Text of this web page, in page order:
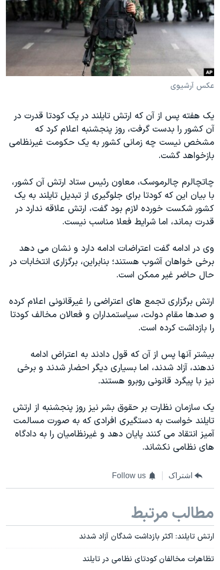
فرهنگ و زندگی
حقوق شهروندی
آرشیو پخش زنده
مستندها
انتخابات ریاست جمهوری آمریکا ۲۰۲۴
حمله جمهوری اسلامی به اسرائیل
مجموعه مستندهای دادخواهی
تریبونال مردمی آبان ۹۸
دادگاه حمید نوری
قانون شفافیت دارائی کادر رهبری ایران
اعتراضات مردمی آبان ۹۸
اسرائیل در جنگ
همایش محافظه‌کاران آمریکا «سی‌پک»
صفحه‌های ویژه
دنبال کنید
زبانهای مختلف
عکس آرشیوی
یک هفته پس از آن که ارتش تایلند در یک کودتا قدرت در
آن کشور را بدست گرفت، روز پنجشنبه اعلام کرد که
مشخص نیست چه زمانی کشور به یک حکومت غیرنظامی
بازخواهد گشت.
چاتچالرم چالرموسک، معاون رئیس ستاد ارتش آن کشور،
با بیان این که کودتا برای جلوگیری از تبدیل تایلند به یک
کشور شکست خورده لازم بود گفت، ارتش علاقه ندارد در
قدرت بماند، اما شرایط فعلا مناسب نیست.
وی در ادامه گفت اعتراضات ادامه دارد و نشان می دهد
برخی خواهان آشوب هستند؛ بنابراین، برگزاری انتخابات در
حال حاضر غیر ممکن است.
ارتش برگزاری تجمع های اعتراضی را غیرقانونی اعلام کرده
و صدها مقام دولت، سیاستمداران و فعالان مخالف کودتا
را بازداشت کرده است.
بیشتر آنها پس از آن که قول دادند به اعتراض ادامه
ندهند، آزاد شدند، اما بسیاری دیگر احضار شدند و برخی
نیز با پیگرد قانونی روبرو هستند.
یک سازمان نظارت بر حقوق بشر نیز روز پنجشنبه از ارتش
تایلند خواست به دستگیری افرادی که به صورت مسالمت
آمیز انتقاد می کنند پایان دهد و غیرنظامیان را به دادگاه
های نظامی نکشاند.
اشتراک Follow us
مطالب مرتبط
ارتش تایلند: اکثر بازداشت شدگان آزاد شدند
تظاهرات مخالفان کودتای نظامی در تایلند